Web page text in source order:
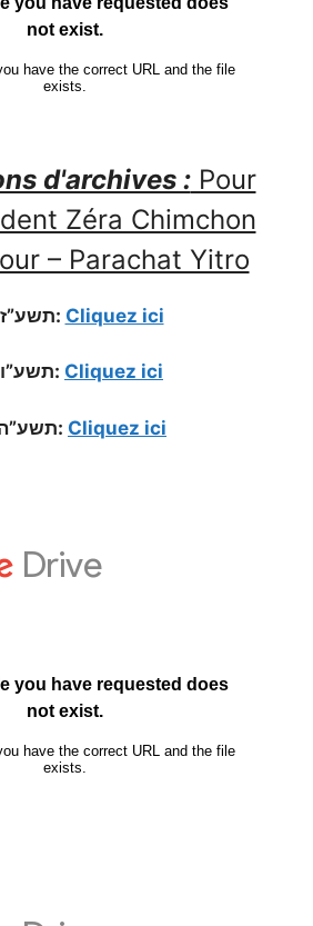
d'archives :Pour
Zéra Chimchon
– Parachat Yitro
Un תשע”ז: Cliquez ici
Un תשע”ו: Cliquez ici
Un תשע”ה: Cliquez ici